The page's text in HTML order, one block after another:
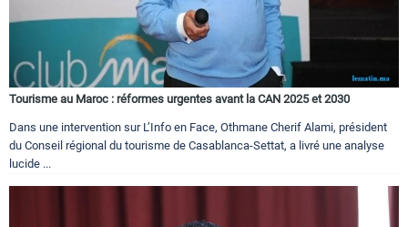
Tourisme au Maroc : réformes urgentes avant la CAN 2025 et 2030
Dans une intervention sur L’Info en Face, Othmane Cherif Alami, président
du Conseil régional du tourisme de Casablanca-Settat, a livré une analyse
lucide ...